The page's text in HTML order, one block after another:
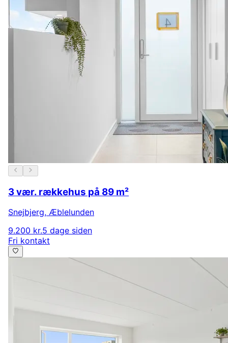
3 vær. rækkehus på 89 m²
Snejbjerg, Æblelunden
9.200 kr.5 dage siden
Fri kontakt